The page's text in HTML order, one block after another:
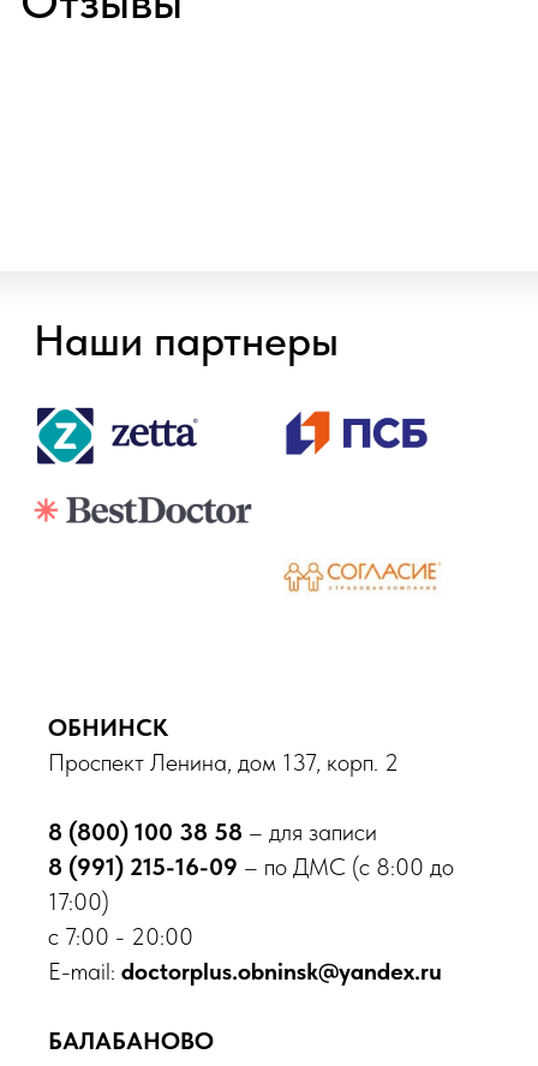
ОБНИНСК
Проспект Ленина, дом 137, корп. 2
8 (800) 100 38 58 – для записи
8 (991) 215-16-09 – по ДМС (с 8:00 до
17:00)
с 7:00 - 20:00
E-mail: doctorplus.obninsk@yandex.ru
БАЛАБАНОВО
Онлайн запись
Обнинск